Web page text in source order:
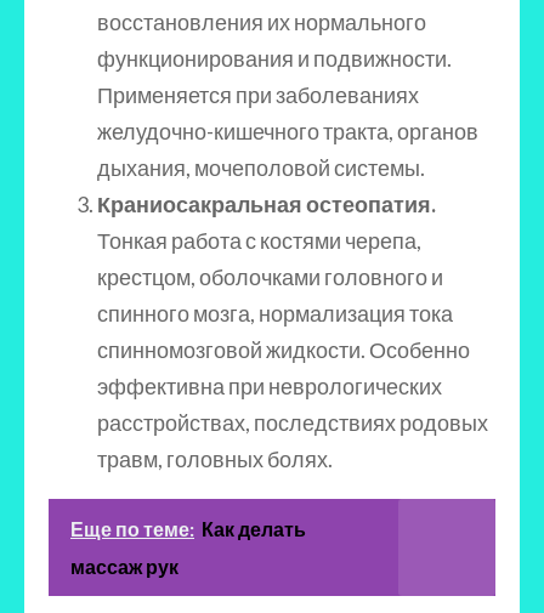
восстановления их нормального
функционирования и подвижности.
Применяется при заболеваниях
желудочно-кишечного тракта, органов
дыхания, мочеполовой системы.
Краниосакральная остеопатия.
Тонкая работа с костями черепа,
крестцом, оболочками головного и
спинного мозга, нормализация тока
спинномозговой жидкости. Особенно
эффективна при неврологических
расстройствах, последствиях родовых
травм, головных болях.
Еще по теме: Как делать
массаж рук